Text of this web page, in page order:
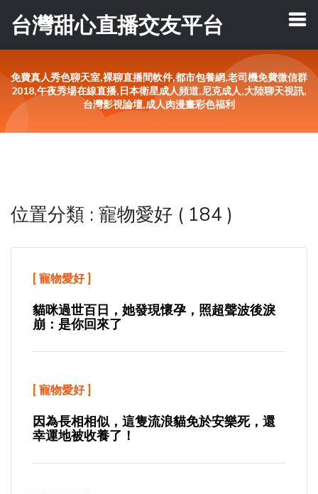
台灣甜心直播交友平台
免費真人秀色聊天室,裸聊直播間軟件,都市包養網,老司機免費微信群
2018,午夜秀場在線直播,日本衛星成人頻道,尼克成人,大陸聊天視訊,
台灣影視論壇,成人肉漫畫彩色福利
位置分類 : 寵物愛好 ( 184 )
[ 寵物愛好]
貓咪過世百日，她發現懷孕，照超聲波後淚
崩：是你回來了
[ 寵物愛好]
因為長相相似，這隻流浪貓免於安樂死，還
幸運地被收養了！